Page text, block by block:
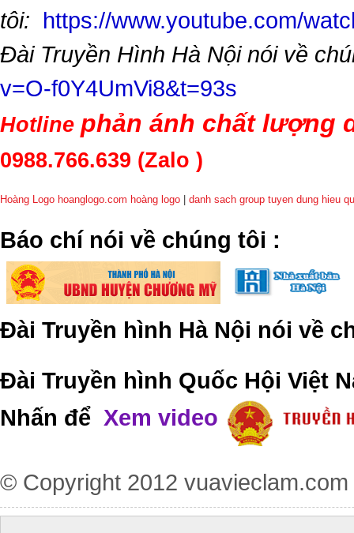
tôi: https://www.youtube.com/
Đài Truyền Hình Hà Nội nói về
v=O-f0Y4UmVi8&t=93s
Hotline phản ánh chất lượng
0988.766.639 (Zalo )
Hoàng Logo hoanglogo.com hoàng logo danh sach group tuyen dung hieu
​Báo chí nói về chúng tôi :
Đài Truyền hình Hà Nội nói về
Đài Truyền hình Quốc Hội Việt
Nhấn để Xem video
© Copyright 2012 vuavieclam.com